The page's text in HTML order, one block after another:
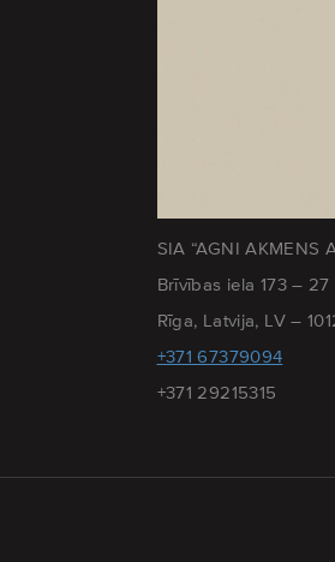
SIA “AGNI AKMENS
Brīvības iela 173 – 27
Rīga, Latvija, LV –
+371 67379094
+371 29215315